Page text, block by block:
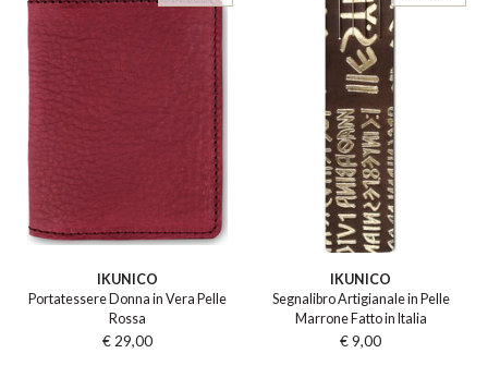
IKUNICO
Portatessere Donna in Vera Pelle
Rossa
€ 29,00
IKUNICO
Segnalibro Artigianale in Pelle
Marrone Fatto in Italia
€ 9,00